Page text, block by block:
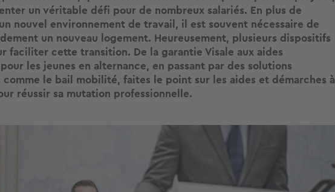
un véritable défi pour de nombreux salariés. En plus de
nouvel environnement de travail, il est souvent nécessaire de
un nouveau logement. Heureusement, plusieurs dispositifs
faciliter cette transition. De la garantie Visale aux aides
les jeunes en alternance, en passant par des solutions
le bail mobilité, faites le point sur les aides et démarches à
réussir sa mutation professionnelle.